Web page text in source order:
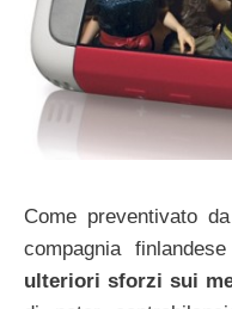
Come preventivato
compagnia finlandese
ulteriori sforzi sui